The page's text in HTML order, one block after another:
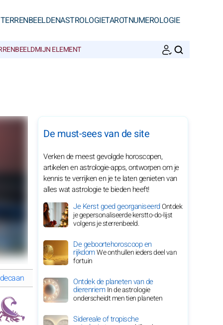
ASTROLOGIETAROTNUMEROLOGIE
MIJN ELEMENT
GEDETAILLEERDE HOROSKOOP van Schorpioen
De must-sees van de site
Verken de meest gevolgde horoscopen,
artikelen en astrologie-apps, ontworpen om je
kennis te verrijken en je te laten genieten van
alles wat astrologie te bieden heeft!
Je Kerst goed georganiseerdOntdek
je gepersonaliseerde kerstto-do-lijst
volgens je sterrenbeeld.
De geboortehoroscoop en
rijkdomWe onthullen ieders deel van
fortuin
Ontdek de planeten van de
dierenriemIn de astrologie
onderscheidt men tien planeten
Sidereale of tropische